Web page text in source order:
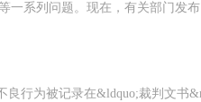
一系列问题。现在，有关部门发
行为被记录在&ldquo;裁判文书